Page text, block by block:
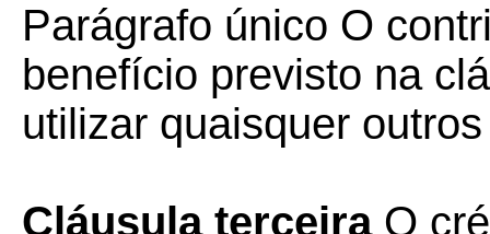
Parágrafo único O
benefício previsto na
utilizar quaisquer
Cláusula terceiraO